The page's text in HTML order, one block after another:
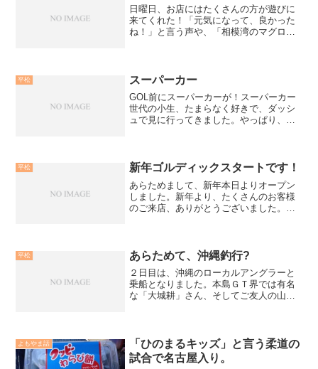
日曜日、お店にはたくさんの方が遊びに
来てくれた！「元気になって、良かった
ね！」と言う声や、「相模湾のマグロ、
飯なしで、やっとコーヒータ...
平松 スーパーカー
GOL前にスーパーカーが！スーパーカー
世代の小生、たまらなく好きで、ダッシ
ュで見に行ってきました。やっぱり、ラ
平松 新年ゴルディックスタートです！
あらためまして、新年本日よりオープン
しました。新年より、たくさんのお客様
のご来店、ありがとうございました。今
す。どうぞ、宜しくお願い...
平松 あらためて、沖縄釣行?
２日目は、沖縄のローカルアングラーと
乗船となりました。本島ＧＴ界では有名
な「大城耕」さん、そしてご友人の山田
でしたが、やはり雨が絡む...
よもやま話
「ひのまるキッズ」と言う柔道の
試合で名古屋入り。